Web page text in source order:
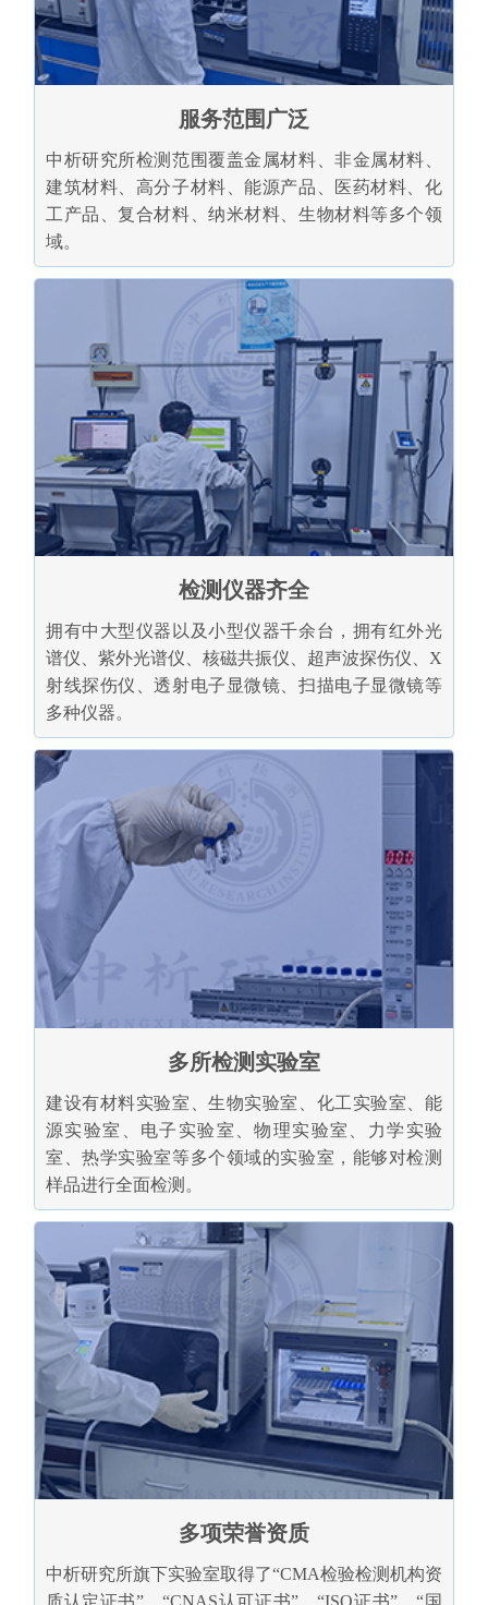
服务范围广泛
中析研究所检测范围覆盖金属材料、非金属材料、
建筑材料、高分子材料、能源产品、医药材料、化
工产品、复合材料、纳米材料、生物材料等多个领
域。
检测仪器齐全
拥有中大型仪器以及小型仪器千余台，拥有红外光
谱仪、紫外光谱仪、核磁共振仪、超声波探伤仪、X
射线探伤仪、透射电子显微镜、扫描电子显微镜等
多种仪器。
多所检测实验室
建设有材料实验室、生物实验室、化工实验室、能
源实验室、电子实验室、物理实验室、力学实验
室、热学实验室等多个领域的实验室，能够对检测
样品进行全面检测。
多项荣誉资质
中析研究所旗下实验室取得了“CMA检验检测机构资